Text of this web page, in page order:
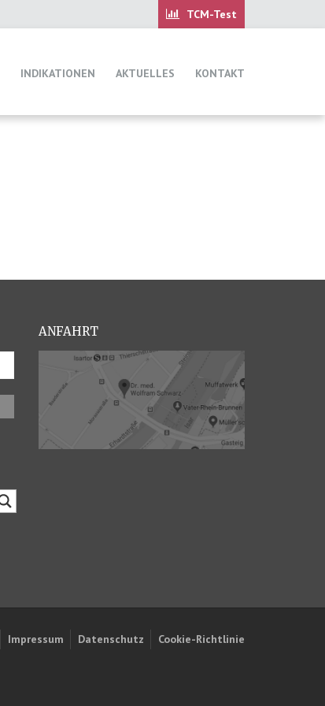
INDIKATIONEN AKTUELLES KONTAKT
ANFAHRT
Impressum Datenschutz Cookie-Richtlinie